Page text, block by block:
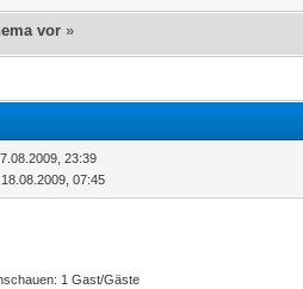
vor »
23:39
07:45
1 Gast/Gäste